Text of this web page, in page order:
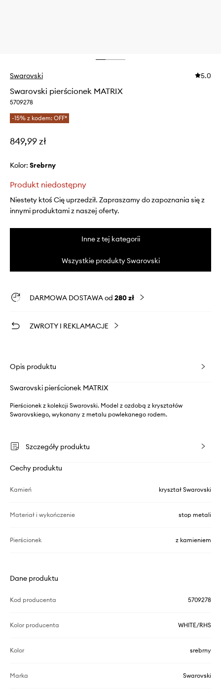
Swarovski 5.0
Swarovski pierścionek MATRIX
5709278
-15% z kodem: OFF*
849,99 zł
Kolor: srebrny
Produkt niedostępny
Niestety ktoś Cię uprzedził. Zapraszamy do zapoznania się z
innymi produktami z naszej oferty.
Inne z tej kategorii
Wszystkie produkty Swarovski
DARMOWA DOSTAWA od 280 zł
ZWROTY I REKLAMACJE
Opis produktu
Swarovski pierścionek MATRIX
Pierścionek z kolekcji Swarovski. Model z ozdobą z kryształów
Swarovskiego, wykonany z metalu powlekanego rodem.
Szczegóły produktu
Cechy produktu
Kamień kryształ Swarovski
Materiał i wykończenie stop metali
Pierścionek z kamieniem
Dane produktu
Kod producenta 5709278
Kolor producenta WHITE/RHS
Kolor srebrny
Marka Swarovski